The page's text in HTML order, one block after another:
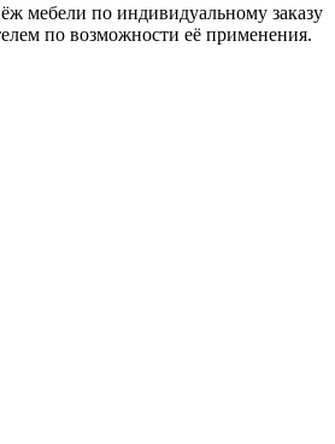
мебели по индивидуальному заказу
по возможности её применения.